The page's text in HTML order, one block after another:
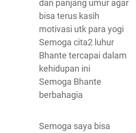
dan panjang umur agar
bisa terus kasih
motivasi utk para yogi
Semoga cita2 luhur
Bhante tercapai dalam
kehidupan ini
Semoga Bhante
berbahagia
Semoga saya bisa